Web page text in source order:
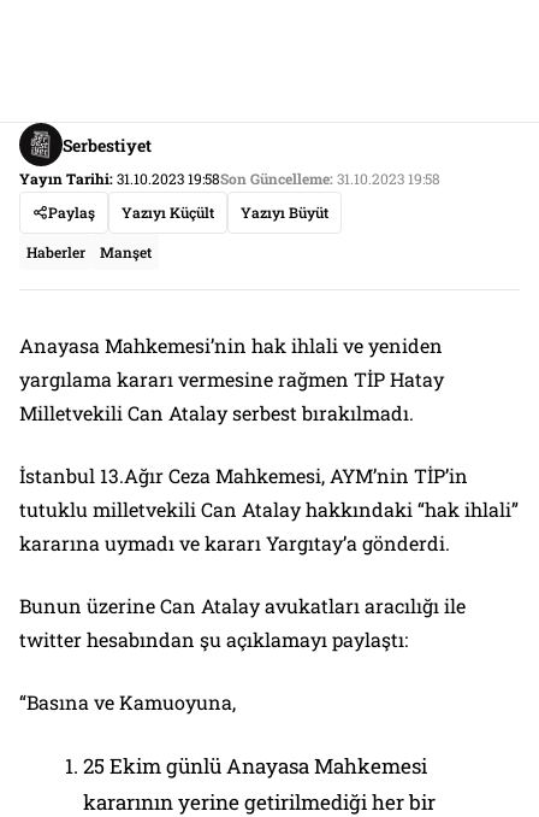
Serbestiyet
Yayın Tarihi:31.10.2023 19:58Son Güncelleme:31.10.2023 19:58
Paylaş
Yazıyı Küçült Yazıyı Büyüt
Haberler Manşet
Anayasa Mahkemesi’nin hak ihlali ve yeniden
yargılama kararı vermesine rağmen TİP Hatay
Milletvekili Can Atalay serbest bırakılmadı.
İstanbul 13.Ağır Ceza Mahkemesi, AYM’nin TİP’in
tutuklu milletvekili Can Atalay hakkındaki “hak ihlali”
kararına uymadı ve kararı Yargıtay’a gönderdi.
Bunun üzerine Can Atalay avukatları aracılığı ile
twitter hesabından şu açıklamayı paylaştı:
“Basına ve Kamuoyuna,
25 Ekim günlü Anayasa Mahkemesi
kararının yerine getirilmediği her bir